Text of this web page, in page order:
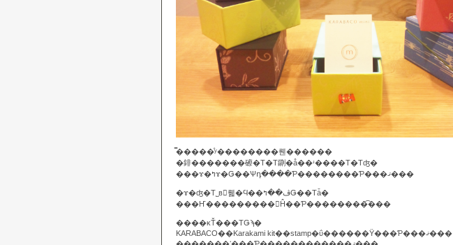
�̿����ͤʸ��������뤤������
�䤵�������礤�Τ�Τ䥷�å��ʴ����Τ�Τʤ�
���ɤ�ߤɤ�Ǥ��Ѱդ����Ƥ��������Ƥ���ޤ���
�ɤ�ʤ�Τ˽в񤨤뤫�Ϥ��ڤ��ߤǤ��Τǡ�
���Ҥ���������򸫤Ĥ��Ƥ��������͡���
����κŤ���ΤǤϡ�
KARABACO��Karakami kit��stamp�ΰ������Ÿ���Ƥ���ޤ���